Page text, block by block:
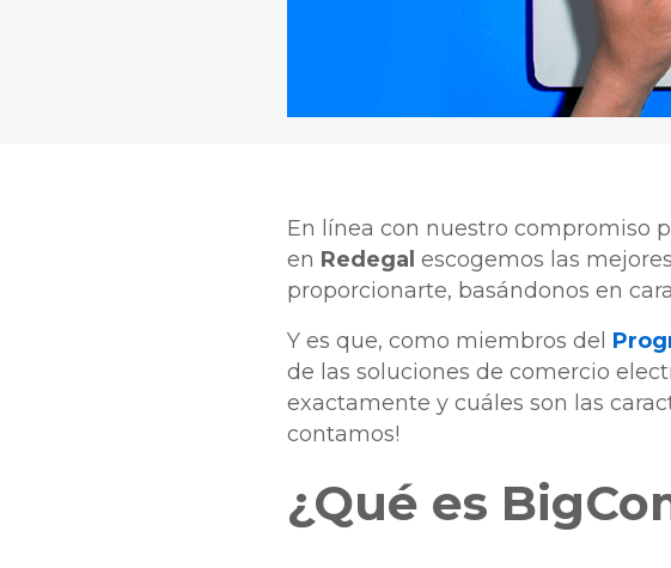
En línea con nuestro compromiso
en Redegal escogemos las
proporcionarte, basándonos en
Y es que, como miembros del
de las soluciones de comercio
exactamente y cuáles son las
contamos!
¿Qué es